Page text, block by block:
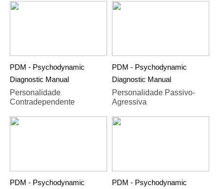
PDM - Psychodynamic
Diagnostic Manual
Personalidade
Contradependente
PDM - Psychodynamic
Diagnostic Manual
Personalidade Passivo-
Agressiva
PDM - Psychodynamic
PDM - Psychodynamic